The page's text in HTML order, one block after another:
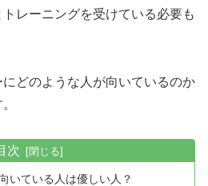
レーニングを受けている必要も
どのような人が向いているのか
次
いている人は優しい人？